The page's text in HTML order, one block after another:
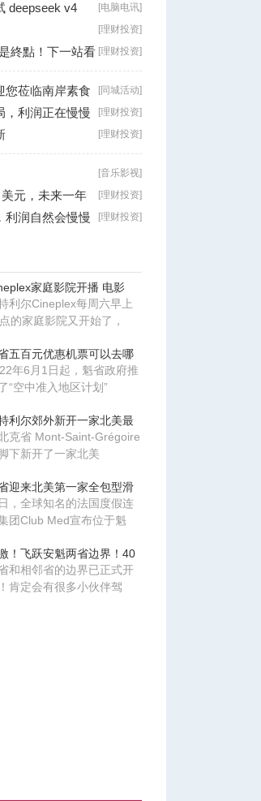
[电脑电讯]
deepseek v4
[理财投资]
[理财投资]
終點！下一站看
[同城活动]
您莅临南岸素食
[理财投资]
，利润正在慢慢
[理财投资]
[音乐影视]
[理财投资]
元，未来一年
[理财投资]
利润自然会慢慢
家庭影院开播 电影
利尔Cineplex每周六早上
的家庭影院又开始了，
五百元优惠机票可以去哪
年6月1日起，魁省政府推
“空中准入地区计划”
利尔郊外新开一家北美最
克省 Mont-Saint-Grégoire
下新开了一家北美
迎来北美第一家全包型滑
，全球知名的法国度假连
团Club Med宣布位于魁
！飞跃安魁两省边界！40
和相邻省的边界已正式开
肯定会有很多小伙伴驾